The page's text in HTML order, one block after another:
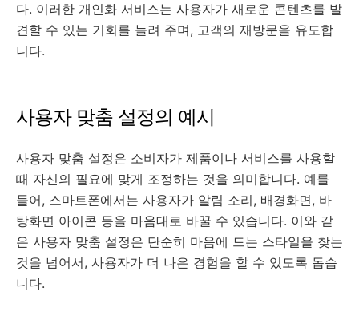
다. 이러한 개인화 서비스는 사용자가 새로운 콘텐츠를 발
견할 수 있는 기회를 늘려 주며, 고객의 재방문을 유도합
니다.
사용자 맞춤 설정의 예시
사용자 맞춤 설정은 소비자가 제품이나 서비스를 사용할
때 자신의 필요에 맞게 조정하는 것을 의미합니다. 예를
들어, 스마트폰에서는 사용자가 알림 소리, 배경화면, 바
탕화면 아이콘 등을 마음대로 바꿀 수 있습니다. 이와 같
은 사용자 맞춤 설정은 단순히 마음에 드는 스타일을 찾는
것을 넘어서, 사용자가 더 나은 경험을 할 수 있도록 돕습
니다.